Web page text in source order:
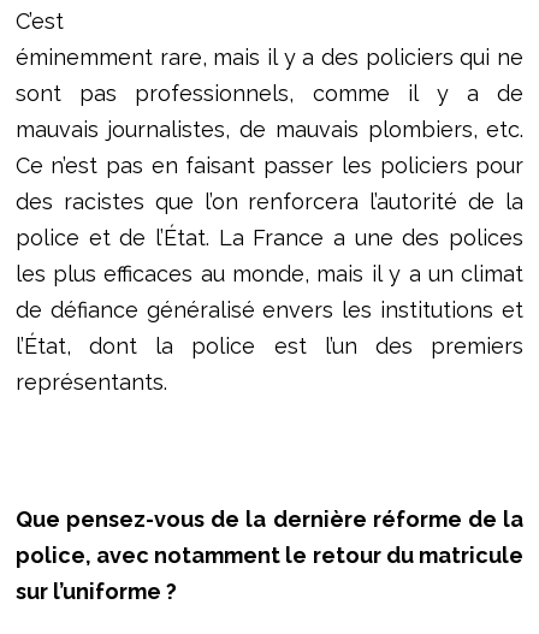
C’est
éminemment rare, mais il y a des policiers qui ne
sont pas professionnels, comme il y a de
mauvais journalistes, de mauvais plombiers, etc.
Ce n’est pas en faisant passer les policiers pour
des racistes que l’on renforcera l’autorité de la
police et de l’État. La France a une des polices
les plus efficaces au monde, mais il y a un climat
de défiance généralisé envers les institutions et
l’État, dont la police est l’un des premiers
représentants.
Que pensez-vous de la dernière réforme de la
police, avec notamment le retour du matricule
sur l’uniforme ?